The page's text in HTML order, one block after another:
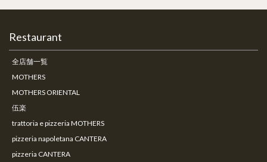
Restaurant
全店舗一覧
MOTHERS
MOTHERS ORIENTAL
伍楽
trattoria e pizzeria MOTHERS
pizzeria napoletana CANTERA
pizzeria CANTERA